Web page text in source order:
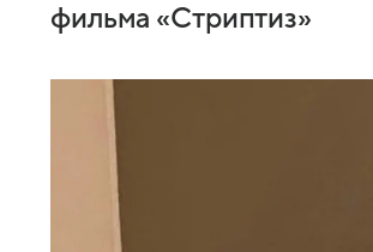
фильма «Стриптиз»